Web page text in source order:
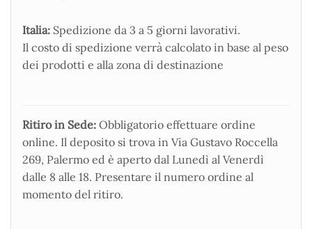
Italia: Spedizione da 3 a 5 giorni lavorativi.
Il costo di spedizione verrà calcolato in base al peso
dei prodotti e alla zona di destinazione
Ritiro in Sede: Obbligatorio effettuare ordine
online. Il deposito si trova in Via Gustavo Roccella
269, Palermo ed è aperto dal Lunedì al Venerdì
dalle 8 alle 18. Presentare il numero ordine al
momento del ritiro.